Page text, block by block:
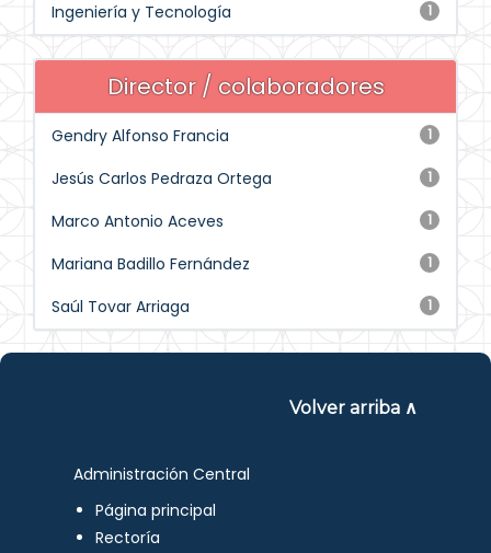
1
Ingeniería y Tecnología
Director / colaboradores
1
Gendry Alfonso Francia
1
Jesús Carlos Pedraza Ortega
1
Marco Antonio Aceves
1
Mariana Badillo Fernández
1
Saúl Tovar Arriaga
Volver arriba ∧
Administración Central
Página principal
Rectoría